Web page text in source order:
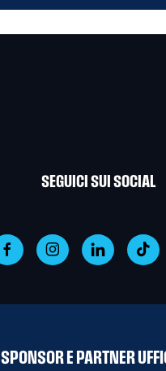
SEGUICI SUI SOCIAL
SPONSOR E PARTNER